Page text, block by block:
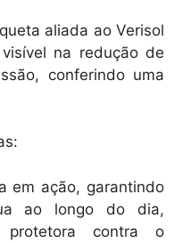
aliada ao Verisol
na redução de
conferindo uma
em ação, garantindo
ao longo do dia,
protetora contra o